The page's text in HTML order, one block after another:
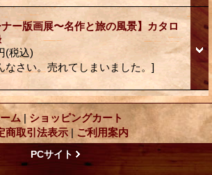
ナー版画展〜名作と旅の風景】カタロ
(税込)
なさい。売れてしまいました。]
ム | ショッピングカート
商取引法表示 | ご利用案内
PCサイト